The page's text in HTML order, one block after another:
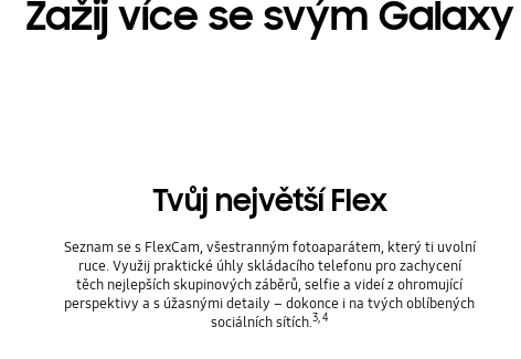
Zažij více se svým Galaxy
Tvůj největší Flex
Seznam se s FlexCam, všestranným fotoaparátem, který ti uvolní
ruce. Využij praktické úhly skládacího telefonu pro zachycení
těch nejlepších skupinových záběrů, selfie a videí z ohromující
perspektivy a s úžasnými detaily – dokonce i na tvých oblíbených
sociálních sítích.3, 4